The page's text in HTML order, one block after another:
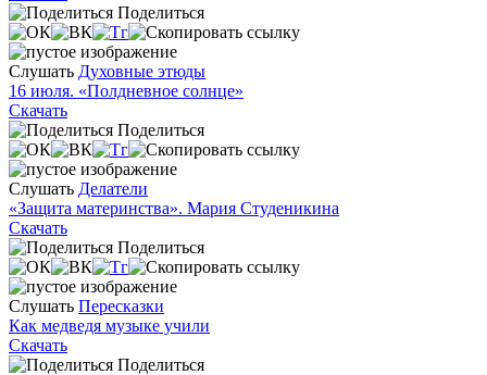
Поделиться
Слушать Духовные этюды
16 июля. «Полдневное солнце»
Скачать
Поделиться
Слушать Делатели
«Защита материнства». Мария Студеникина
Скачать
Поделиться
Слушать Пересказки
Как медведя музыке учили
Скачать
Поделиться